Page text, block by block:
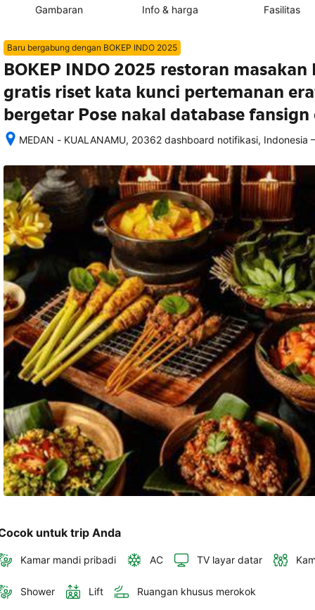
Gambaran Info & harga Fasilitas
Baru bergabung dengan BOKEP INDO 2025
BOKEP INDO 2025 restoran
gratis riset kata kunci pertemanan
bergetar Pose nakal database fansign
MEDAN - KUALANAMU, 20362 dashboard notifikasi, Indonesia
memesan,
semua
rincian
akomodasi
termasuk
nomor
telepon
dan
alamat
akan
disertakan
dalam
konfirmasi
pemesanan
dan
akun
Anda.
–
untuk trip Anda
Kamar mandi pribadi AC TV layar datar
Shower Lift Ruangan khusus merokok